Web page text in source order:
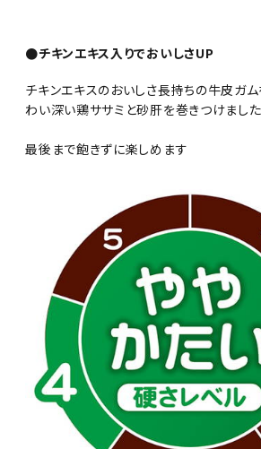
●チキンエキス入りでおいしさUP
チキンエキスのおいしさ長持ちの牛皮ガム
わい深い鶏ササミと砂肝を巻きつけました
最後まで飽きずに楽しめます